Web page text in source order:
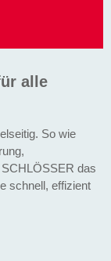
alle
So wie
das
schnell, effizient